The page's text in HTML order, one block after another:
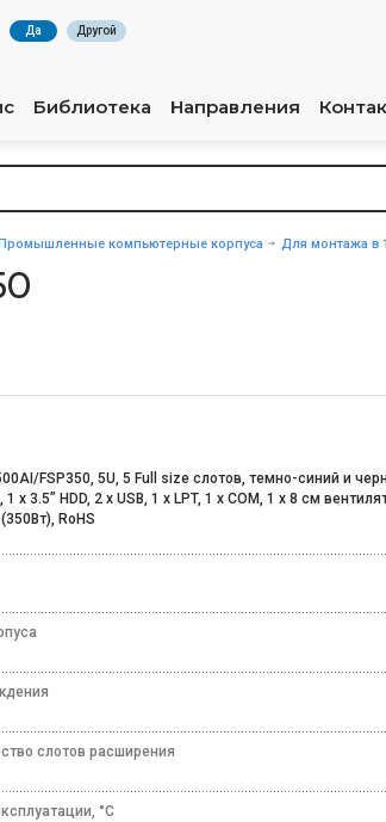
Да Другой
Библиотека Направления
компьютерные корпуса Для монтажа в
FSP350, 5U, 5 Full size слотов, темно-синий и
x 3.5” HDD, 2 x USB, 1 x LPT, 1 x COM, 1 х 8 см
RoHS
слотов расширения
°C